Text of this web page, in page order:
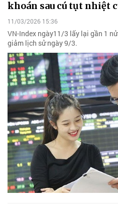
khoán sau cú tụt nhiệt
11/03/2026 15:36
VN-Index ngày11/3 lấy lại gần 1
giảm lịch sử ngày 9/3.